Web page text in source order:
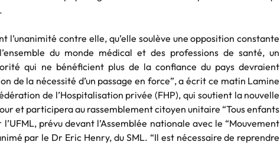
l’unanimité contre elle, qu’elle soulève une opposition constante
du monde médical et des professions de santé, un
qui ne bénéficient plus de la confiance du pays devraient
de la nécessité d’un passage en force”, a écrit ce matin Lamine
de l’Hospitalisation privée (FHP), qui soutient la nouvelle
et participera au rassemblement citoyen unitaire “Tous enfants
prévu devant l’Assemblée nationale avec le “Mouvement
par le Dr Eric Henry, du SML. “Il est nécessaire de reprendre